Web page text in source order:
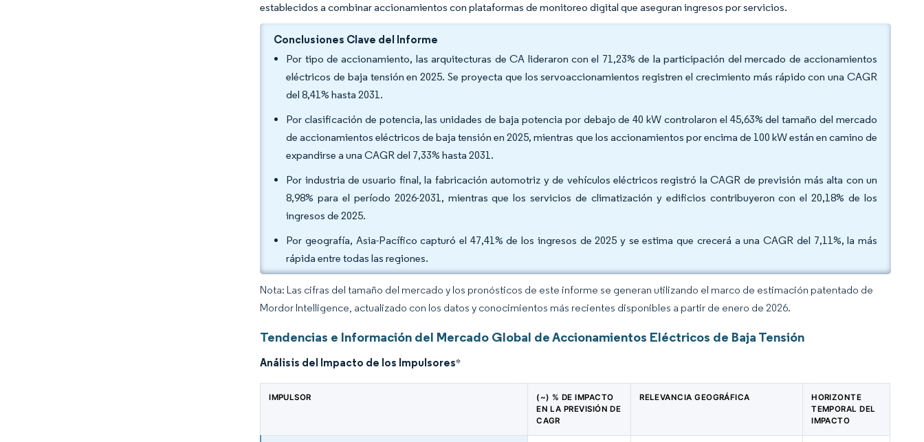
establecidos a combinar accionamientos con plataformas de monitoreo digital que aseguran ingresos por servicios.
Conclusiones Clave del Informe
Por tipo de accionamiento, las arquitecturas de CA lideraron con el 71,23% de la participación del mercado de accionamientos
eléctricos de baja tensión en 2025. Se proyecta que los servoaccionamientos registren el crecimiento más rápido con una CAGR
del 8,41% hasta 2031.
Por clasificación de potencia, las unidades de baja potencia por debajo de 40 kW controlaron el 45,63% del tamaño del mercado
de accionamientos eléctricos de baja tensión en 2025, mientras que los accionamientos por encima de 100 kW están en camino de
expandirse a una CAGR del 7,33% hasta 2031.
Por industria de usuario final, la fabricación automotriz y de vehículos eléctricos registró la CAGR de previsión más alta con un
8,98% para el período 2026-2031, mientras que los servicios de climatización y edificios contribuyeron con el 20,18% de los
ingresos de 2025.
Por geografía, Asia-Pacífico capturó el 47,41% de los ingresos de 2025 y se estima que crecerá a una CAGR del 7,11%, la más
rápida entre todas las regiones.
Nota: Las cifras del tamaño del mercado y los pronósticos de este informe se generan utilizando el marco de estimación patentado de
Mordor Intelligence, actualizado con los datos y conocimientos más recientes disponibles a partir de enero de 2026.
Tendencias e Información del Mercado Global de Accionamientos Eléctricos de Baja Tensión
Análisis del Impacto de los Impulsores*
IMPULSOR
(~) % DE IMPACTO
EN LA PREVISIÓN DE
CAGR
RELEVANCIA GEOGRÁFICA
HORIZONTE
TEMPORAL DEL
IMPACTO